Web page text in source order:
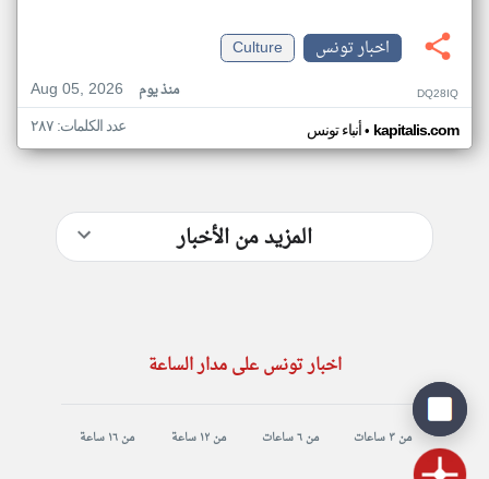
اخبار تونس
Culture
Aug 05, 2026
منذ يوم DQ28IQ
أنباء تونس• kapitalis.com عدد الكلمات: ٢٨٧
المزيد من الأخبار
اخبار تونس على مدار الساعة
من ٣ ساعات من ٦ ساعات من ١٢ ساعة من ١٦ ساعة